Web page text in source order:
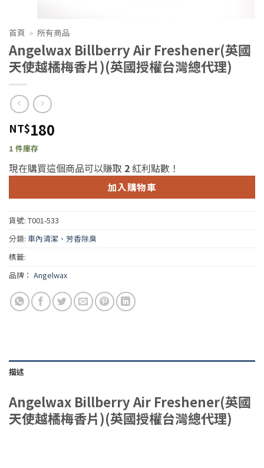
首頁 » 所有商品
Angelwax Billberry Air Freshener(英國
天使越橘梅香片)(英國授權台灣總代理)
NT$180
1 件庫存
現在購買這個商品可以賺取 2紅利點數！
加入購物車
貨號: T001-533
分類: 車內清潔、芳香除臭
標籤:
品牌： Angelwax
描述
Angelwax Billberry Air Freshener(英國
天使越橘梅香片)(英國授權台灣總代理)